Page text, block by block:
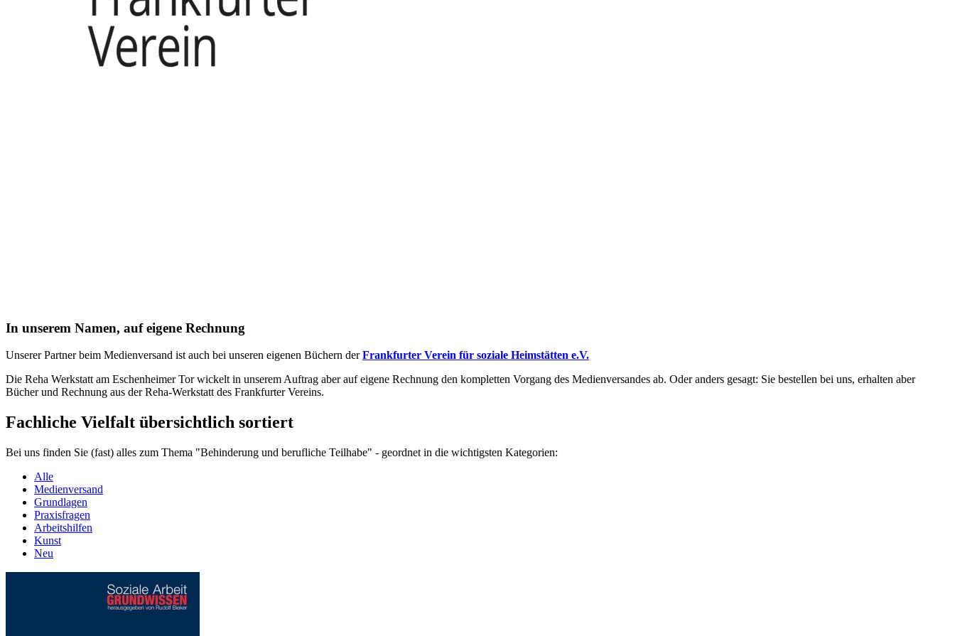
In unserem Namen, auf eigene Rechnung
Unserer Partner beim Medienversand ist auch bei unseren eigenen Büchern derFrankfurter Verein für soziale Heimstätten e.V.
Die Reha Werkstatt am Eschenheimer Tor wickelt in unserem Auftrag aber auf eigene Rechnung den kompletten Vorgang des Medienversandes ab. Oder anders gesagt: Sie bestellen bei uns, erhalten aber
Bücher und Rechnung aus der Reha-Werkstatt des Frankfurter Vereins.
Fachliche Vielfalt übersichtlich sortiert
Bei uns finden Sie (fast) alles zum Thema "Behinderung und berufliche Teilhabe" - geordnet in die wichtigsten Kategorien:
Alle
Medienversand
Grundlagen
Praxisfragen
Arbeitshilfen
Kunst
Neu